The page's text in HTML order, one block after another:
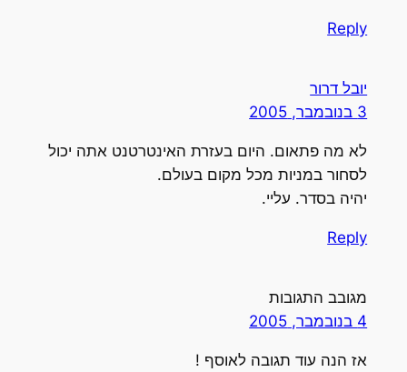
Reply
יובל דרור
3 בנובמבר, 2005
לא מה פתאום. היום בעזרת האינטרטנט אתה יכול
לסחור במניות מכל מקום בעולם.
יהיה בסדר. עליי.
Reply
מגובב התגובות
4 בנובמבר, 2005
אז הנה עוד תגובה לאוסף !